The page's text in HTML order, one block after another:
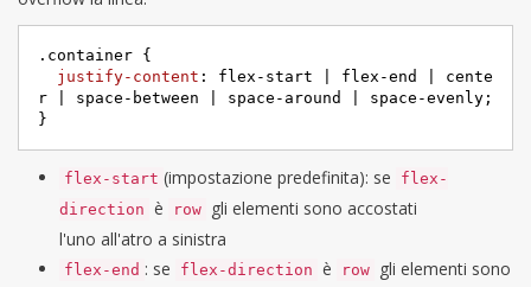
.container {
justify-content : flex-start | flex-end | cente
r | space-between | space-around | space-evenly;
}
flex-start (impostazione predefinita): se
flex-
direction è row gli elementi sono accostati
l'uno all'atro a sinistra
flex-end : se flex-direction è row gli elementi sono